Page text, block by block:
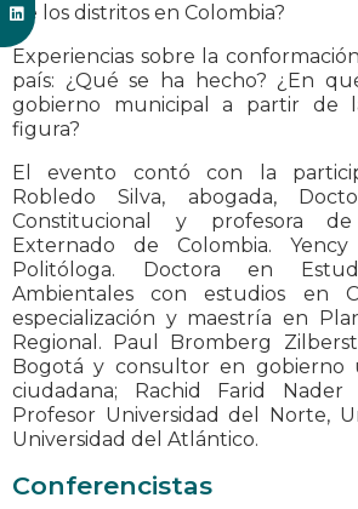
de los distritos en Colombia?
Experiencias sobre la
país: ¿Qué se ha hecho? ¿En
gobierno municipal a partir de
figura?
El evento contó con la
Robledo Silva, abogada,
Constitucional y profesora
Externado de Colombia.
Politóloga. Doctora en
Ambientales con estudios en
especialización y maestría en
Regional. Paul Bromberg
Bogotá y consultor en gobierno
ciudadana; Rachid Farid Nader
Profesor Universidad del Norte,
Universidad del Atlántico.
Conferencistas